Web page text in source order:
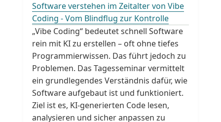
Software verstehen im Zeitalter von Vibe
Coding - Vom Blindflug zur Kontrolle
„Vibe Coding“ bedeutet schnell Software
rein mit KI zu erstellen – oft ohne tiefes
Programmierwissen. Das führt jedoch zu
Problemen. Das Tagesseminar vermittelt
ein grundlegendes Verständnis dafür, wie
Software aufgebaut ist und funktioniert.
Ziel ist es, KI-generierten Code lesen,
analysieren und sicher anpassen zu